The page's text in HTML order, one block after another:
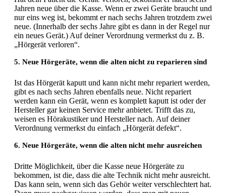
Jahren neue über die Kasse. Wenn er zwei Geräte braucht und
nur eins weg ist, bekommt er nach sechs Jahren trotzdem zwei
neue. (Innerhalb der sechs Jahre gibt es dann in der Regel nur
ein neues Gerät.) Auf deiner Verordnung vermerkst du z. B.
„Hörgerät verloren“.
5. Neue Hörgeräte, wenn die alten nicht zu reparieren sind
Ist das Hörgerät kaputt und kann nicht mehr repariert werden,
gibt es nach sechs Jahren ebenfalls neue. Nicht repariert
werden kann ein Gerät, wenn es komplett kaputt ist oder der
Hersteller gar keinen Service mehr anbietet. Trifft das zu,
weisen es Hörakustiker und Hersteller nach. Auf deiner
Verordnung vermerkst du einfach „Hörgerät defekt“.
6. Neue Hörgeräte, wenn die alten nicht mehr ausreichen
Dritte Möglichkeit, über die Kasse neue Hörgeräte zu
bekommen, ist die, dass die alte Technik nicht mehr ausreicht.
Das kann sein, wenn sich das Gehör weiter verschlechtert hat.